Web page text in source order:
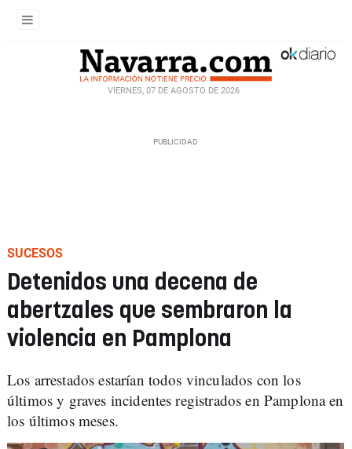
VIERNES, 07 DE AGOSTO DE 2026
SUCESOS
Detenidos una decena de
abertzales que sembraron la
violencia en Pamplona
Los arrestados estarían todos vinculados con los
últimos y graves incidentes registrados en Pamplona en
los últimos meses.